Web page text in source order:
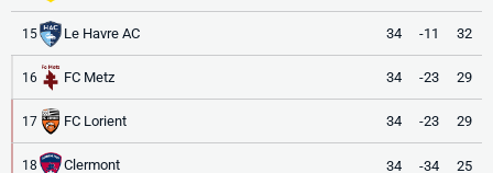
15 Le Havre AC 34 -11 32
16 FC Metz 34 -23 29
17 FC Lorient 34 -23 29
18 Clermont 34 -34 25